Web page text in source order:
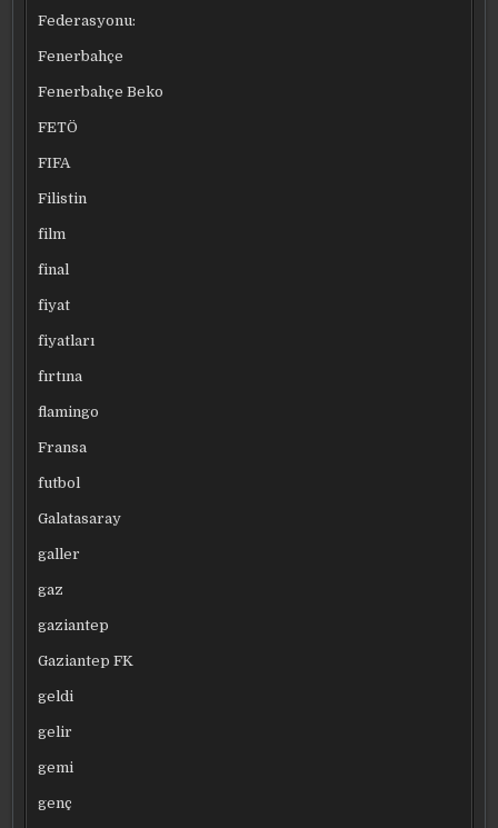
Federasyonu:
Fenerbahçe
Fenerbahçe Beko
FETÖ
FIFA
Filistin
film
final
fiyat
fiyatları
fırtına
flamingo
Fransa
futbol
Galatasaray
galler
gaz
gaziantep
Gaziantep FK
geldi
gelir
gemi
genç